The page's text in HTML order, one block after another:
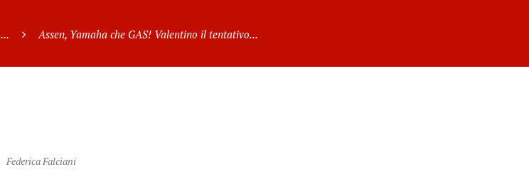
... Assen, Yamaha che GAS! Valentino il tentativo...
Federica Falciani